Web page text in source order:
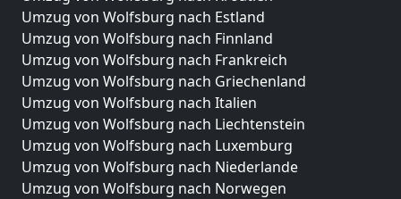
Umzug von Wolfsburg nach Estland
Umzug von Wolfsburg nach Finnland
Umzug von Wolfsburg nach Frankreich
Umzug von Wolfsburg nach Griechenland
Umzug von Wolfsburg nach Italien
Umzug von Wolfsburg nach Liechtenstein
Umzug von Wolfsburg nach Luxemburg
Umzug von Wolfsburg nach Niederlande
Umzug von Wolfsburg nach Norwegen